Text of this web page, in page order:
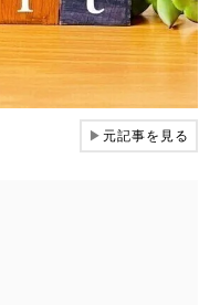
▶元記事を見る